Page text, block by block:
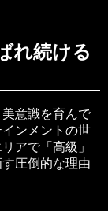
れ続ける
意識を育んで
ンメントの世
アで「高級」
圧倒的な理由